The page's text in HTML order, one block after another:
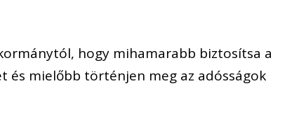
hogy mihamarabb biztosítsa a
és mielőbb történjen meg az adósságok